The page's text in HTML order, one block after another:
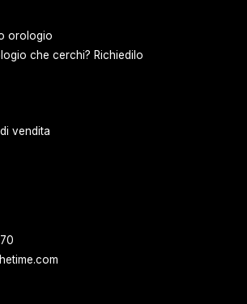
orologio
che cerchi? Richiedilo
vendita